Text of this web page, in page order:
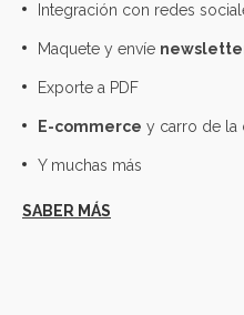
Integración con redes
Maquete y envíe
Exporte a PDF
E-commerce y carro de la
Y muchas más